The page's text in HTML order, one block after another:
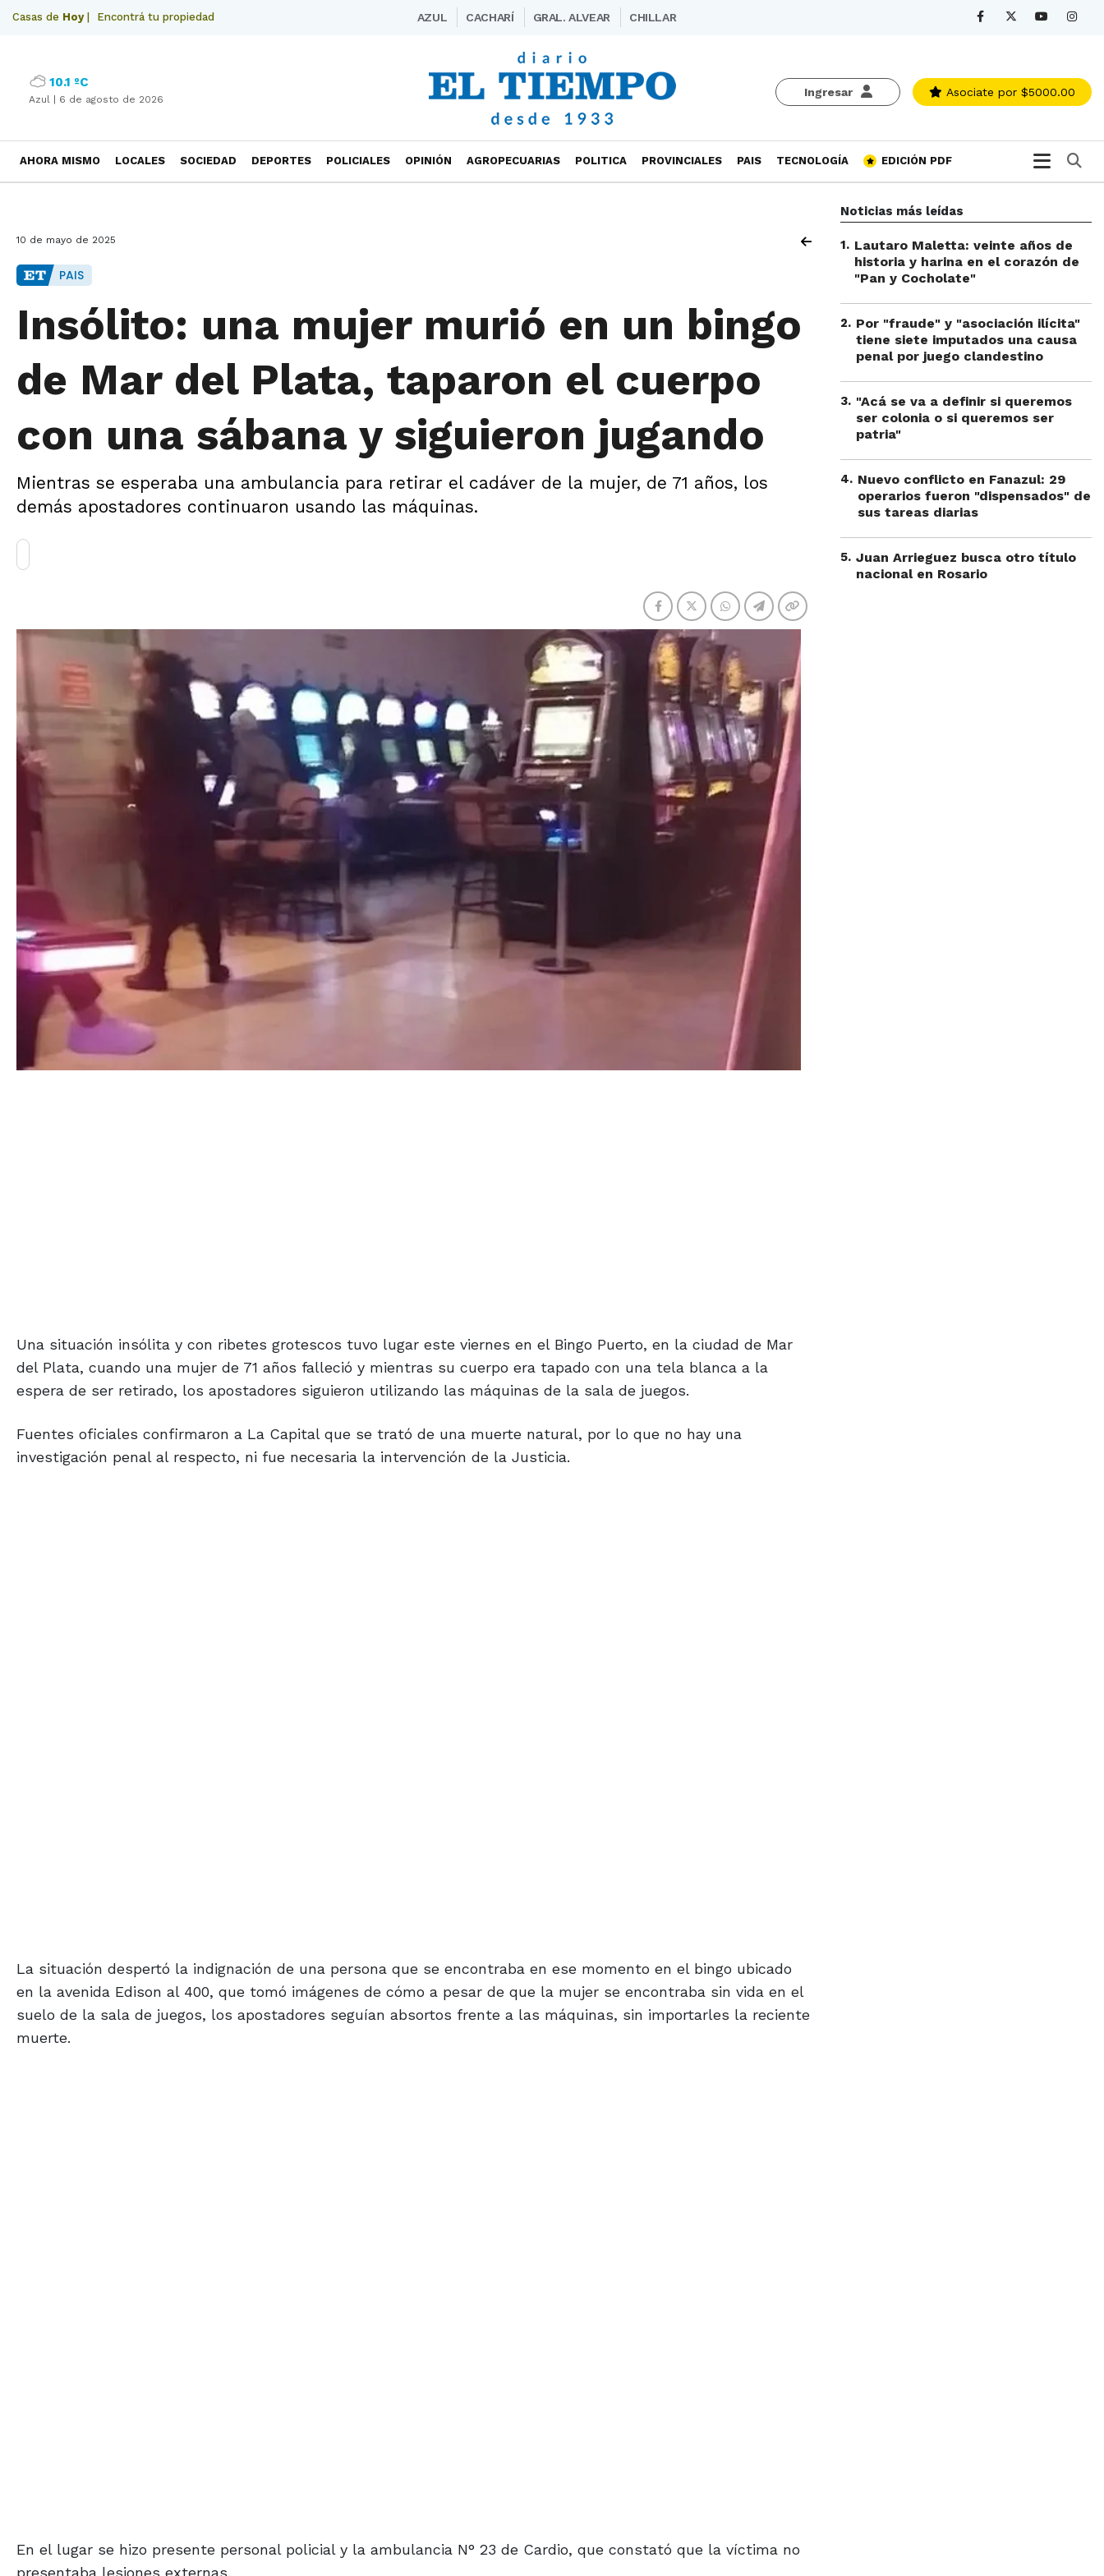
Casas de Hoy| Encontrá tu propiedad AZUL CACHARÍ GRAL. ALVEAR CHILLAR
Ingresar Asociate por $5000.00
10.1 ºC
Azul | 6 de agosto de 2026
AHORA MISMO LOCALES SOCIEDAD DEPORTES POLICIALES OPINIÓN AGROPECUARIAS POLITICA PROVINCIALES PAIS TECNOLOGÍA EDICIÓN PDF
10 de mayo de 2025
PAIS
Insólito: una mujer murió en un bingo
de Mar del Plata, taparon el cuerpo
con una sábana y siguieron jugando
Mientras se esperaba una ambulancia para retirar el cadáver de la mujer, de 71 años, los
demás apostadores continuaron usando las máquinas.
Una situación insólita y con ribetes grotescos tuvo lugar este viernes en el Bingo Puerto, en la ciudad de Mar
del Plata, cuando una mujer de 71 años falleció y mientras su cuerpo era tapado con una tela blanca a la
espera de ser retirado, los apostadores siguieron utilizando las máquinas de la sala de juegos.
Fuentes oficiales confirmaron a La Capital que se trató de una muerte natural, por lo que no hay una
investigación penal al respecto, ni fue necesaria la intervención de la Justicia.
La situación despertó la indignación de una persona que se encontraba en ese momento en el bingo ubicado
en la avenida Edison al 400, que tomó imágenes de cómo a pesar de que la mujer se encontraba sin vida en el
suelo de la sala de juegos, los apostadores seguían absortos frente a las máquinas, sin importarles la reciente
muerte.
En el lugar se hizo presente personal policial y la ambulancia N° 23 de Cardio, que constató que la víctima no
presentaba lesiones externas.
Noticias más leídas
1. Lautaro Maletta: veinte años de
historia y harina en el corazón de
"Pan y Cocholate"
2. Por "fraude" y "asociación ilícita"
tiene siete imputados una causa
penal por juego clandestino
3. "Acá se va a definir si queremos
ser colonia o si queremos ser
patria"
4. Nuevo conflicto en Fanazul: 29
operarios fueron "dispensados" de
sus tareas diarias
5. Juan Arrieguez busca otro título
nacional en Rosario